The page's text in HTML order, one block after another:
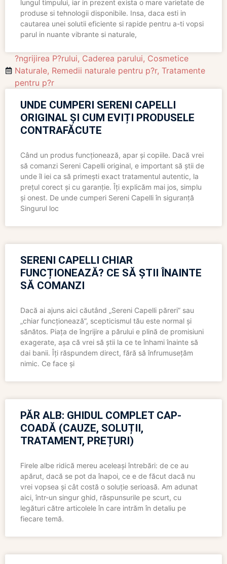
lungul timpului, iar in prezent exista o mare varietate de
produse si tehnologii disponibile. Insa, daca esti in
cautarea unei solutii eficiente si rapide pentru a-ti vopsi
parul in nuante vibrante si naturale,
?ngrijirea P?rului, Caderea parului, Cosmetice
Naturale, Remedii naturale pentru p?r, Tratamente
pentru p?r
UNDE CUMPERI SERENI CAPELLI
ORIGINAL ȘI CUM EVIȚI PRODUSELE
CONTRAFĂCUTE
Când un produs funcționează, apar și copiile. Dacă vrei
să comanzi Sereni Capelli original, e important să știi de
unde îl iei ca să primești exact tratamentul autentic, la
prețul corect și cu garanție. Îți explicăm mai jos, simplu
și onest. De unde cumperi Sereni Capelli în siguranță
Singurul loc
SERENI CAPELLI CHIAR
FUNCȚIONEAZĂ? CE SĂ ȘTII ÎNAINTE
SĂ COMANZI
Dacă ai ajuns aici căutând „Sereni Capelli păreri” sau
„chiar funcționează”, scepticismul tău este normal și
sănătos. Piața de îngrijire a părului e plină de promisiuni
exagerate, așa că vrei să știi la ce te înhami înainte să
dai banii. Îți răspundem direct, fără să înfrumusețăm
nimic. Ce face și
PĂR ALB: GHIDUL COMPLET CAP-
COADĂ (CAUZE, SOLUȚII,
TRATAMENT, PREȚURI)
Firele albe ridică mereu aceleași întrebări: de ce au
apărut, dacă se pot da înapoi, ce e de făcut dacă nu
vrei vopsea și cât costă o soluție serioasă. Am adunat
aici, într-un singur ghid, răspunsurile pe scurt, cu
legături către articolele în care intrăm în detaliu pe
fiecare temă.